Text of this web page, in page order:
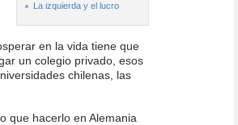
La izquierda y el lucro
en la vida tiene que
un colegio privado, esos
chilenas, las
que hacerlo en Alemania